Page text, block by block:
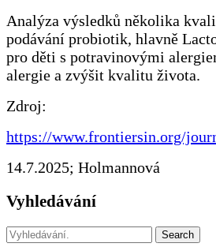
Analýza výsledků několika
podávání probiotik, hlavně
pro děti s potravinovými
alergie a zvýšit kvalitu života.
Zdroj:
https://www.frontiersin.org/
14.7.2025; Holmannová
Vyhledávání
Search